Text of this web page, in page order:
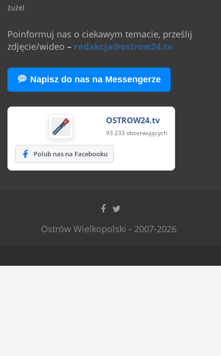
żużel
Poinformuj nas o ciekawym temacie, prześlij
zdjęcie/wideo – redakcja@ostrow24.tv
Napisz do nas na Messengerze
OSTROW24.tv
93 233 obserwujących
Polub nas na Facebooku
Ostrów Wielkopolski - 2007-2026